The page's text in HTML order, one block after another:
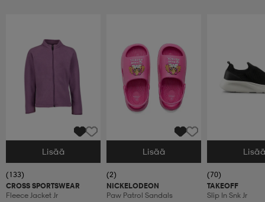
Valitse Koko
Lisää
(133)
CROSS SPORTSWEAR
Fleece Jacket Jr
Valitse Koko
Lisää
(2)
NICKELODEON
Paw Patrol Sandals
Valitse Koko
(70)
TAKEOFF
Slip In Snk Jr